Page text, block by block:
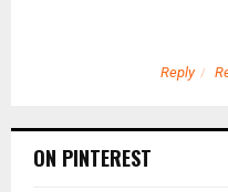
Reply
ON PINTEREST